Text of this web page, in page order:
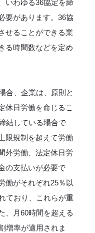
いわゆる36協定を締
要があります。36協
せることができる業
る時間数などを定め
合、企業は、原則と
休日労働を命じるこ
結している場合で
限規制を超えて労働
外労働、法定休日労
の支払いが必要で
働がそれぞれ25％以
ており、これらが重
、月60時間を超える
増率が適用されま